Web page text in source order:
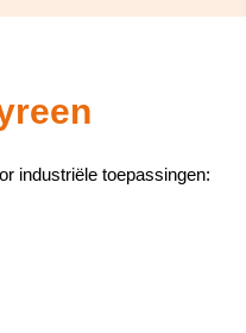
industriële toepassingen: